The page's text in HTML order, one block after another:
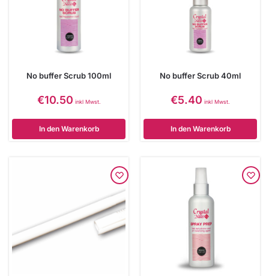
No buffer Scrub 100ml
€10.50 inkl Mwst.
In den Warenkorb
No buffer Scrub 40ml
€5.40 inkl Mwst.
In den Warenkorb